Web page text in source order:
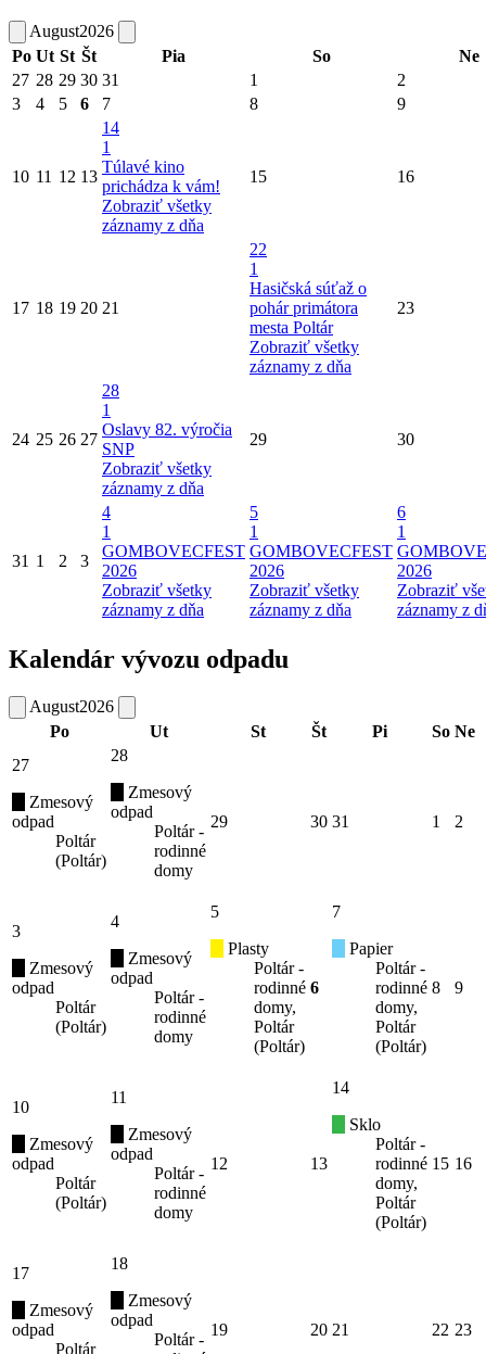
August2026
Po Ut St Št Pia So
Ne
27 28 29 30 31 1
2
3
4 5 6 7 8 9
10 11 12 13
14
1
Túlavé kino
prichádza k vám!
Zobraziť všetky
záznamy z dňa
15 16
17 18 19 20 21
22
1
Hasičská súťaž o
pohár primátora
mesta Poltár
Zobraziť všetky
záznamy z dňa
23
24 25 26 27
28
1
Oslavy 82. výročia
SNP
Zobraziť všetky
záznamy z dňa
29 30
31 1 2 3
4
1
GOMBOVECFEST
2026
Zobraziť všetky
záznamy z dňa
5
1
GOMBOVECFEST
2026
Zobraziť všetky
záznamy z dňa
6
1
2026
Zobraziť
záznamy z
Kalendár vývozu odpadu
August2026
Po
Ut St Št Pi So Ne
27
Zmesový
odpad
Poltár
(Poltár)
28
Zmesový
odpad
Poltár -
rodinné
domy
29 30 31 1 2
3
Zmesový
odpad
Poltár
(Poltár)
4
Zmesový
odpad
Poltár -
rodinné
domy
5
Plasty
Poltár -
rodinné
domy,
Poltár
(Poltár)
6
7
Papier
Poltár -
rodinné
domy,
Poltár
(Poltár)
8 9
10
Zmesový
odpad
Poltár
(Poltár)
11
Zmesový
odpad
Poltár -
rodinné
domy
12 13
14
Sklo
Poltár -
rodinné
domy,
Poltár
(Poltár)
15 16
17
Zmesový
odpad
Poltár
18
Zmesový
odpad
Poltár -
19 20 21 22 23